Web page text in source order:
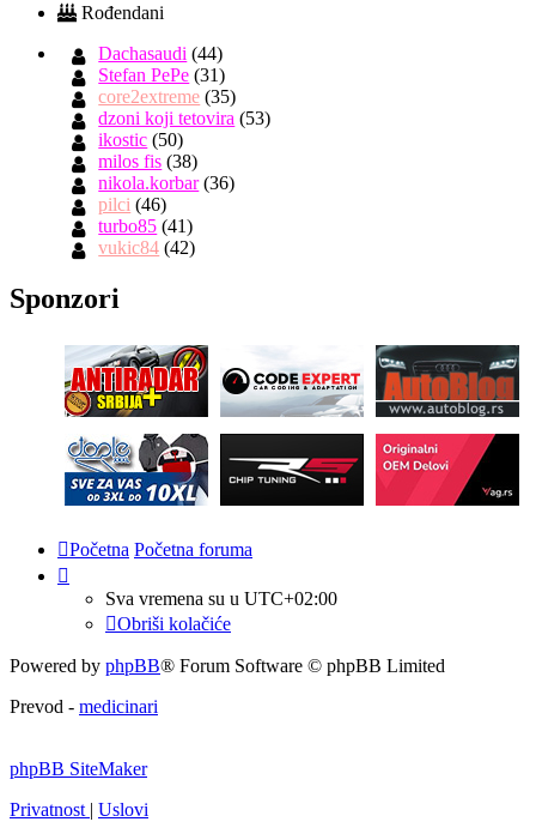
Rođendani
Dachasaudi (44)
Stefan PePe (31)
core2extreme (35)
dzoni koji tetovira (53)
ikostic (50)
milos fis (38)
nikola.korbar(36)
pilci (46)
turbo85 (41)
vukic84 (42)
Sponzori
Početna Početna foruma
Sva vremena su u UTC+02:00
Obriši kolačiće
Powered by phpBB® Forum Software © phpBB Limited
Prevod - medicinari
phpBB SiteMaker
Privatnost | Uslovi